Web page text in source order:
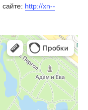
http://xn--